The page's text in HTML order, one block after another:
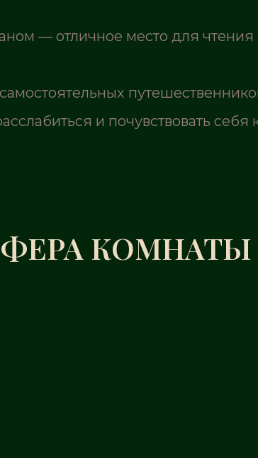
— отличное место для чтения
и почувствовать себя